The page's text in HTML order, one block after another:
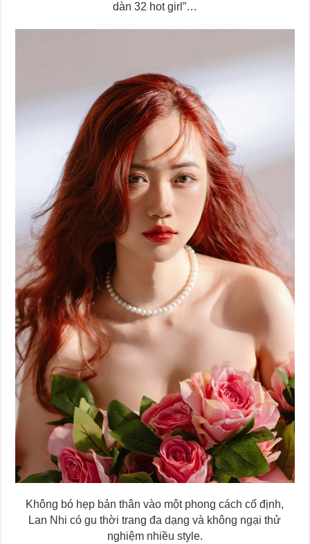
dàn 32 hot girl”…
Không bó hẹp bản thân vào một phong cách cố định,
Lan Nhi có gu thời trang đa dạng và không ngại thử
nghiệm nhiều style.